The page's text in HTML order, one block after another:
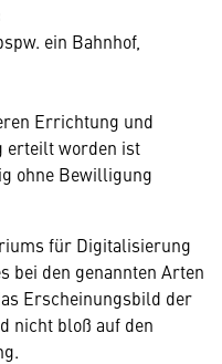
ein Bahnhof,
Errichtung und
erteilt worden ist
ohne Bewilligung
für Digitalisierung
bei den genannten Arten
Erscheinungsbild der
nicht bloß auf den